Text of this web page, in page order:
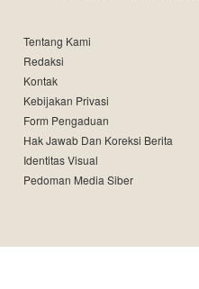
Tentang Kami
Redaksi
Kontak
Kebijakan Privasi
Form Pengaduan
Hak Jawab Dan Koreksi Berita
Identitas Visual
Pedoman Media Siber